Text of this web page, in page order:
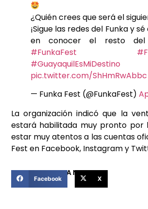
¿Quién crees que será el
¡Sigue las redes del Funka y
en conocer el resto
#FunkaFest
#GuayaquilEsMiDestino
pic.twitter.com/ShHmRwAbbc
— Funka Fest (@FunkaFest)
La organización indicó que la
estará habilitada muy pronto por
estar muy atentos a las cuentas
Fest en Facebook, Instagram y
COMPARTIR ESTA NOTICIA
Facebook X